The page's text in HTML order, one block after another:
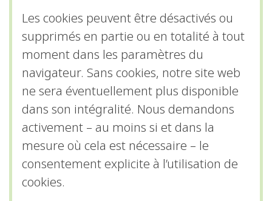
Les cookies peuvent être désactivés ou
supprimés en partie ou en totalité à tout
moment dans les paramètres du
navigateur. Sans cookies, notre site web
ne sera éventuellement plus disponible
dans son intégralité. Nous demandons
activement – au moins si et dans la
mesure où cela est nécessaire – le
consentement explicite à l’utilisation de
cookies.